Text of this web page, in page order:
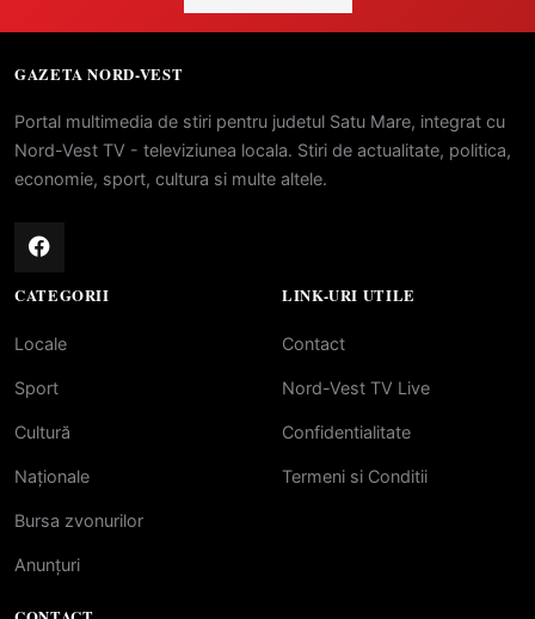
GAZETA NORD-VEST
Portal multimedia de stiri pentru judetul Satu Mare, integrat cu
Nord-Vest TV - televiziunea locala. Stiri de actualitate, politica,
economie, sport, cultura si multe altele.
CATEGORII
Locale
Sport
Cultură
Naționale
Bursa zvonurilor
Anunțuri
LINK-URI UTILE
Contact
Nord-Vest TV Live
Confidentialitate
Termeni si Conditii